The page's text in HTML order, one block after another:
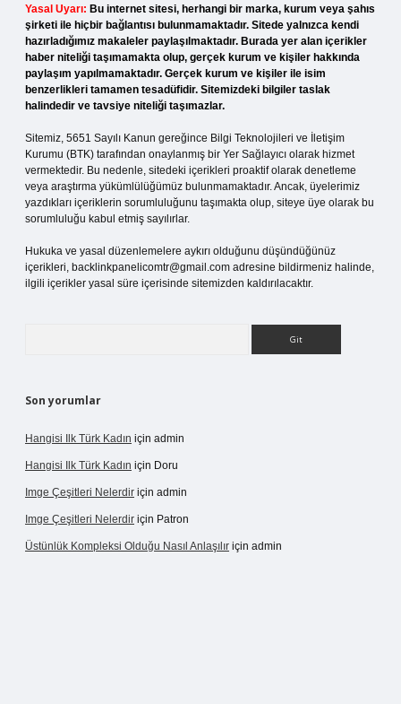
Yasal Uyarı: Bu internet sitesi, herhangi bir marka, kurum veya şahıs
şirketi ile hiçbir bağlantısı bulunmamaktadır. Sitede yalnızca kendi
hazırladığımız makaleler paylaşılmaktadır. Burada yer alan içerikler
haber niteliği taşımamakta olup, gerçek kurum ve kişiler hakkında
paylaşım yapılmamaktadır. Gerçek kurum ve kişiler ile isim
benzerlikleri tamamen tesadüfidir. Sitemizdeki bilgiler taslak
halindedir ve tavsiye niteliği taşımazlar.
Sitemiz, 5651 Sayılı Kanun gereğince Bilgi Teknolojileri ve İletişim
Kurumu (BTK) tarafından onaylanmış bir Yer Sağlayıcı olarak hizmet
vermektedir. Bu nedenle, sitedeki içerikleri proaktif olarak denetleme
veya araştırma yükümlülüğümüz bulunmamaktadır. Ancak, üyelerimiz
yazdıkları içeriklerin sorumluluğunu taşımakta olup, siteye üye olarak bu
sorumluluğu kabul etmiş sayılırlar.
Hukuka ve yasal düzenlemelere aykırı olduğunu düşündüğünüz
içerikleri, backlinkpanelicomtr@gmail.com adresine bildirmeniz halinde,
ilgili içerikler yasal süre içerisinde sitemizden kaldırılacaktır.
Son yorumlar
Hangisi Ilk Türk Kadın için admin
Hangisi Ilk Türk Kadın için Doru
Imge Çeşitleri Nelerdir için admin
Imge Çeşitleri Nelerdir için Patron
Üstünlük Kompleksi Olduğu Nasıl Anlaşılır için admin